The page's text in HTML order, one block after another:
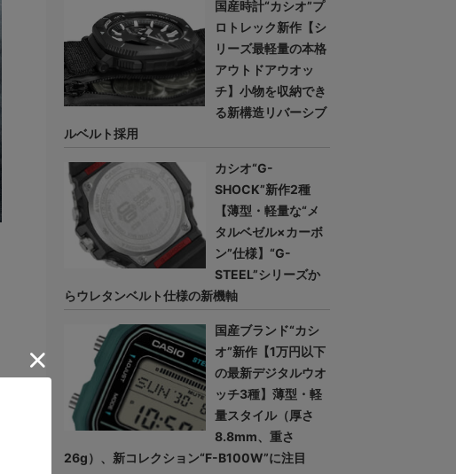
国産時計“カシオ”プ
ロトレック新作【シ
リーズ最軽量の本格
アウトドアウオッ
チ】小物を収納でき
る新構造リバーシブ
ルベルト採用
カシオ“G-
SHOCK”新作2種
【薄型・軽量な“メ
タルベゼル×カーボ
ン”仕様】“G-
STEEL”シリーズか
らウレタンベルト仕様の新機軸
国産ブランド“カシ
オ”新作【1万円以下
の最新デジタルウオ
ッチ3種】薄型・軽
量スタイル（厚さ
8.8mm、重さ
26g）、新コレクション“F-B100W”に注目